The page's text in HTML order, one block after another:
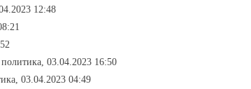
12:48
03.04.2023 16:50
03.04.2023 04:49